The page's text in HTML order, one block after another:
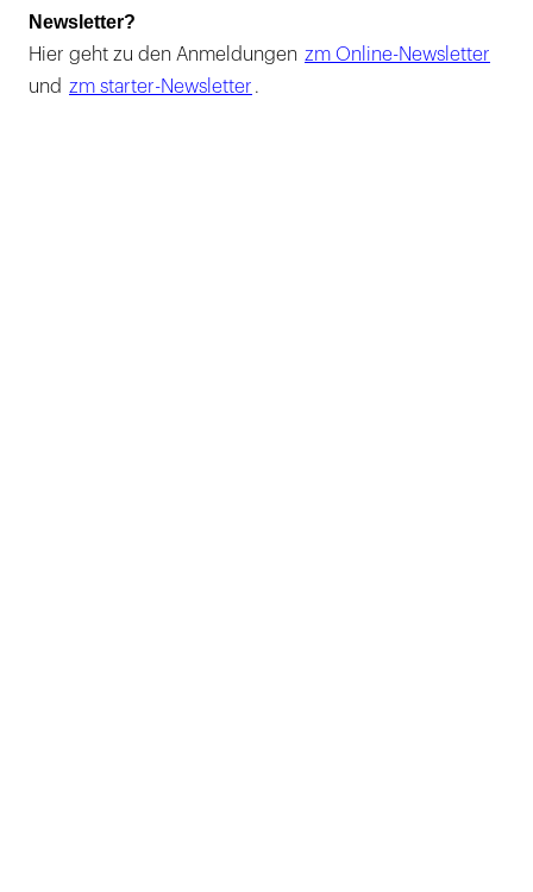
Newsletter?
Hier geht zu den Anmeldungen zm Online-Newsletter
und zm starter-Newsletter .